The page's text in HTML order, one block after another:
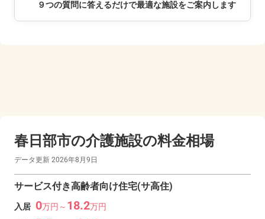
９つの質問に答えるだけで最適な施設をご案内します
春日部市の介護施設の料金相場
データ更新 2026年8月9日
サービス付き高齢者向け住宅(サ高住)
入居 0万円～ 18.2万円